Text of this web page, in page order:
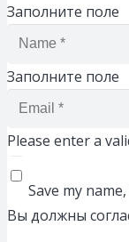
Заполните поле
Заполните поле
Please enter a
Save my
Вы должны